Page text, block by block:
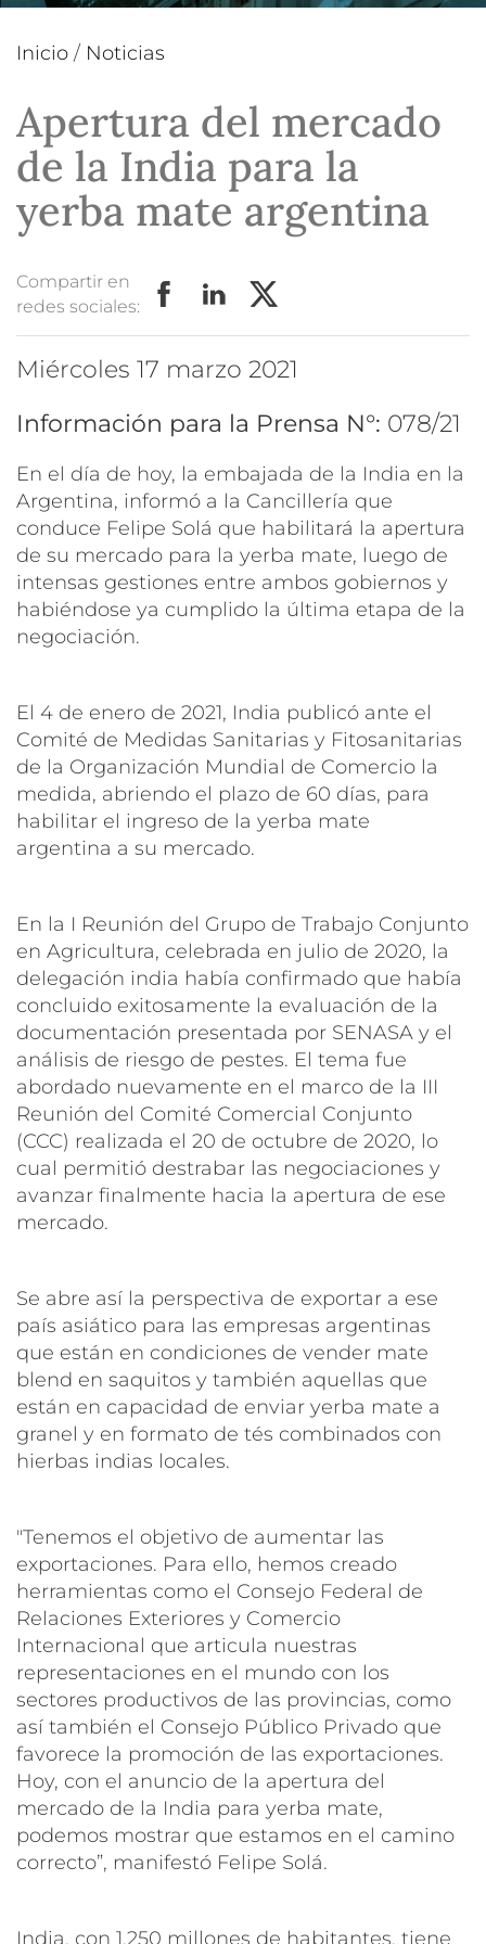
Inicio / Noticias
Apertura del mercado
de la India para la
yerba mate argentina
Compartir en
redes sociales:
miércoles 17 marzo 2021
Información para la Prensa N°: 078/21
En el día de hoy, la embajada de la India en la
Argentina, informó a la Cancillería que
conduce Felipe Solá que habilitará la apertura
de su mercado para la yerba mate, luego de
intensas gestiones entre ambos gobiernos y
habiéndose ya cumplido la última etapa de la
negociación.
El 4 de enero de 2021, India publicó ante el
Comité de Medidas Sanitarias y Fitosanitarias
de la Organización Mundial de Comercio la
medida, abriendo el plazo de 60 días, para
habilitar el ingreso de la yerba mate
argentina a su mercado.
En la I Reunión del Grupo de Trabajo Conjunto
en Agricultura, celebrada en julio de 2020, la
delegación india había confirmado que había
concluido exitosamente la evaluación de la
documentación presentada por SENASA y el
análisis de riesgo de pestes. El tema fue
abordado nuevamente en el marco de la III
Reunión del Comité Comercial Conjunto
(CCC) realizada el 20 de octubre de 2020, lo
cual permitió destrabar las negociaciones y
avanzar finalmente hacia la apertura de ese
mercado.
Se abre así la perspectiva de exportar a ese
país asiático para las empresas argentinas
que están en condiciones de vender mate
blend en saquitos y también aquellas que
están en capacidad de enviar yerba mate a
granel y en formato de tés combinados con
hierbas indias locales.
"Tenemos el objetivo de aumentar las
exportaciones. Para ello, hemos creado
herramientas como el Consejo Federal de
Relaciones Exteriores y Comercio
Internacional que articula nuestras
representaciones en el mundo con los
sectores productivos de las provincias, como
así también el Consejo Público Privado que
favorece la promoción de las exportaciones.
Hoy, con el anuncio de la apertura del
mercado de la India para yerba mate,
podemos mostrar que estamos en el camino
correcto”, manifestó Felipe Solá.
India, con 1.250 millones de habitantes, tiene